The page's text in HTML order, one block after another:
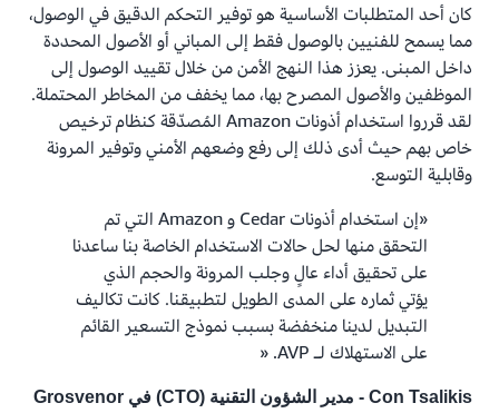
كان أحد المتطلبات الأساسية هو توفير التحكم الدقيق في الوصول،
مما يسمح للفنيين بالوصول فقط إلى المباني أو الأصول المحددة
داخل المبنى. يعزز هذا النهج الأمن من خلال تقييد الوصول إلى
الموظفين والأصول المصرح بها، مما يخفف من المخاطر المحتملة.
لقد قرروا استخدام أذونات Amazon المُصدّقة كنظام ترخيص
خاص بهم حيث أدى ذلك إلى رفع وضعهم الأمني وتوفير المرونة
وقابلية التوسع.
«إن استخدام أذونات Cedar و Amazon التي تم
التحقق منها لحل حالات الاستخدام الخاصة بنا ساعدنا
على تحقيق أداء عالٍ وجلب المرونة والحجم الذي
يؤتي ثماره على المدى الطويل لتطبيقنا. كانت تكاليف
التبديل لدينا منخفضة بسبب نموذج التسعير القائم
على الاستهلاك لـ AVP. «
Con Tsalikis - مدير الشؤون التقنية (CTO) في Grosvenor